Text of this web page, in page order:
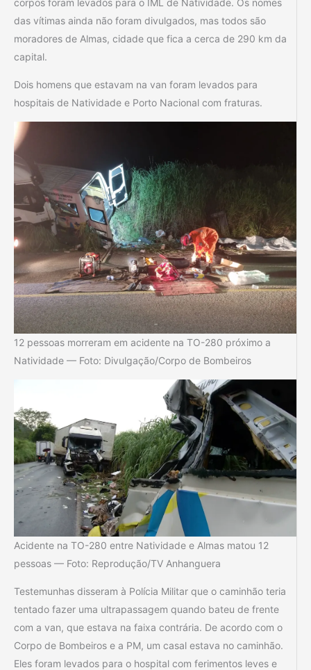
das vítimas ainda não foram divulgados, mas todos são
moradores de Almas, cidade que fica a cerca de 290 km da
capital.
Dois homens que estavam na van foram levados para
hospitais de Natividade e Porto Nacional com fraturas.
12 pessoas morreram em acidente na TO-280 próximo a
Natividade — Foto: Divulgação/Corpo de Bombeiros
Acidente na TO-280 entre Natividade e Almas matou 12
pessoas — Foto: Reprodução/TV Anhanguera
Testemunhas disseram à Polícia Militar que o caminhão teria
tentado fazer uma ultrapassagem quando bateu de frente
com a van, que estava na faixa contrária. De acordo com o
Corpo de Bombeiros e a PM, um casal estava no caminhão.
Eles foram levados para o hospital com ferimentos leves e